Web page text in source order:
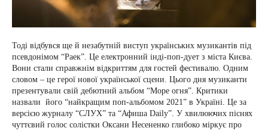
Тоді відбувся ще й незабутній виступ українських музикантів під
псевдонімом “Раек”. Це електронний інді-поп-дует з міста Києва.
Вони стали справжнім відкриттям для гостей фестивалю. Одним
словом – це герої нової української сцени. Цього дня музиканти
презентували свій дебютний альбом “Море огня”. Критики
назвали його “найкращим поп-альбомом 2021” в Україні. Це за
версією журналу “СЛУХ” та “Афиша Daily”. У хвилюючих піснях
чуттєвий голос солістки Оксани Несененко глибоко міркує про